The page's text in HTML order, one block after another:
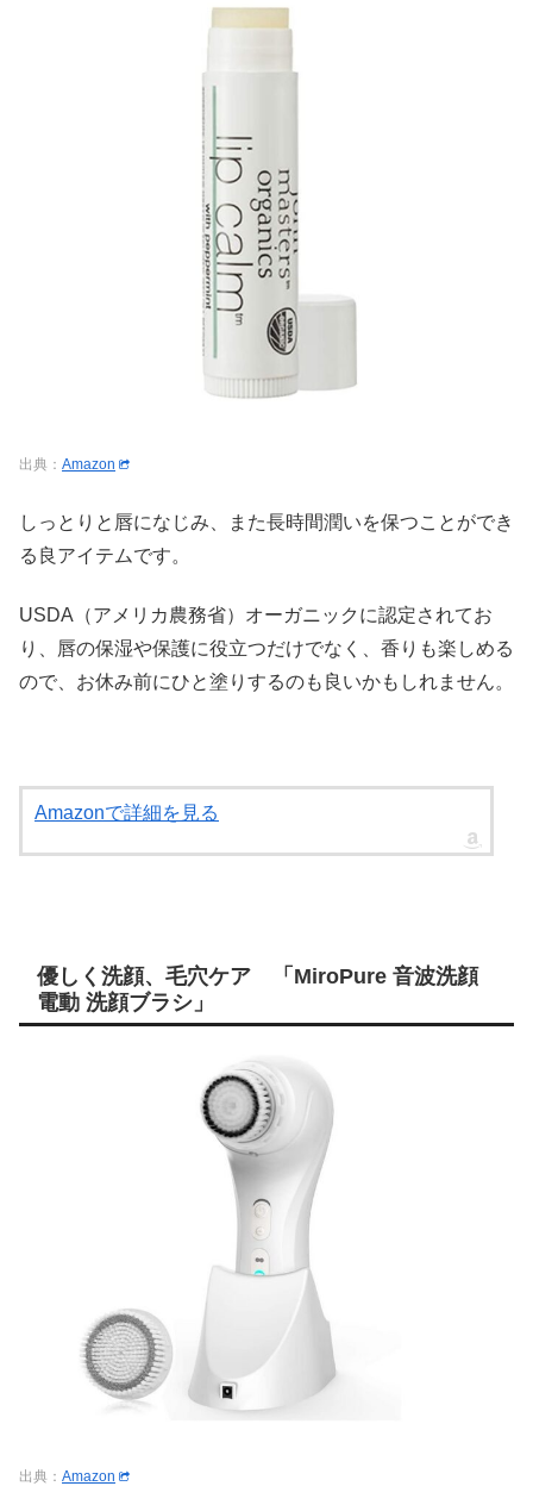
出典： Amazon
しっとりと唇になじみ、また長時間潤いを保つことができ
る良アイテムです。
USDA（アメリカ農務省）オーガニックに認定されてお
り、唇の保湿や保護に役立つだけでなく、香りも楽しめる
ので、お休み前にひと塗りするのも良いかもしれません。
Amazonで詳細を見る
優しく洗顔、毛穴ケア 「MiroPure 音波洗顔
電動 洗顔ブラシ」
出典： Amazon